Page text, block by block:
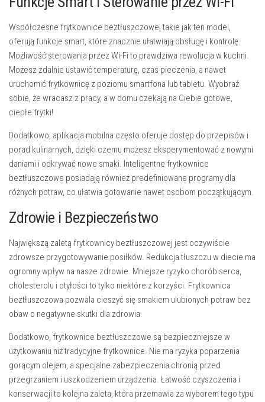
Współczesne frytkownice beztłuszczowe, takie jak ten model,
oferują funkcje smart, które znacznie ułatwiają obsługę i kontrolę.
Możliwość sterowania przez Wi-Fi to prawdziwa rewolucja w kuchni.
Możesz zdalnie ustawić temperaturę, czas pieczenia, a nawet
uruchomić frytkownicę z poziomu smartfona lub tabletu. Wyobraź
sobie, że wracasz z pracy, a w domu czekają na Ciebie gotowe,
ciepłe frytki!
Dodatkowo, aplikacja mobilna często oferuje dostęp do przepisów i
porad kulinarnych, dzięki czemu możesz eksperymentować z nowymi
daniami i odkrywać nowe smaki. Inteligentne frytkownice
beztłuszczowe posiadają również predefiniowane programy dla
różnych potraw, co ułatwia gotowanie nawet osobom początkującym.
Zdrowie i Bezpieczeństwo
Największą zaletą frytkownicy beztłuszczowej jest oczywiście
zdrowsze przygotowywanie posiłków. Redukcja tłuszczu w diecie ma
ogromny wpływ na nasze zdrowie. Mniejsze ryzyko chorób serca,
cholesterolu i otyłości to tylko niektóre z korzyści. Frytkownica
beztłuszczowa pozwala cieszyć się smakiem ulubionych potraw bez
obaw o negatywne skutki dla zdrowia.
Dodatkowo, frytkownice beztłuszczowe są bezpieczniejsze w
użytkowaniu niż tradycyjne frytkownice. Nie ma ryzyka poparzenia
gorącym olejem, a specjalne zabezpieczenia chronią przed
przegrzaniem i uszkodzeniem urządzenia. Łatwość czyszczenia i
konserwacji to kolejna zaleta, która przemawia za wyborem tego typu